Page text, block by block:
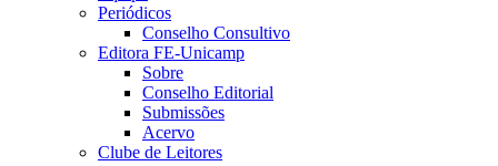
Periódicos
Conselho Consultivo
Editora FE-Unicamp
Sobre
Conselho Editorial
Submissões
Acervo
Clube de Leitores